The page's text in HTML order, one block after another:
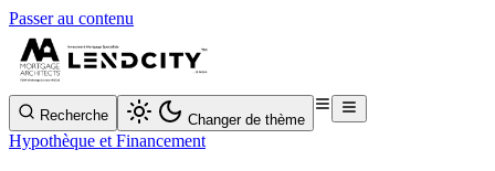
Passer au contenu
Recherche Changer de thème
Hypothèque et Financement